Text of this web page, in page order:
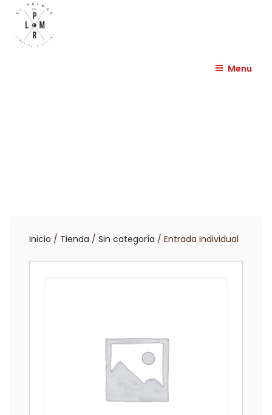
Skip
content
Menu
Inicio / Tienda / Sin categoría / Entrada Individual